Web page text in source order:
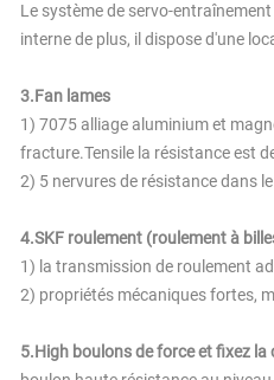
Le système de servo-
interne de plus, il dispose d'une
3.Fan lames
1) 7075 alliage aluminium et
fracture.Tensile la résistance est
2) 5 nervures de résistance dans
4.SKF roulement (roulement à
1) la transmission de roulement
2) propriétés mécaniques fortes,
5.High boulons de force et fixez la